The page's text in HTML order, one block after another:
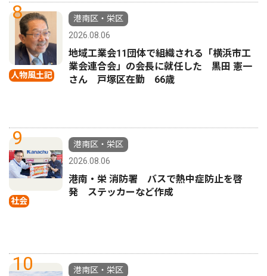
8
人物風土記
港南区・栄区
2026.08.06
地域工業会11団体で組織される「横浜市工
業会連合会」の会長に就任した 黒田 憲一
さん 戸塚区在勤 66歳
9
社会
港南区・栄区
2026.08.06
港南・栄 消防署 バスで熱中症防止を啓
発 ステッカーなど作成
10
港南区・栄区